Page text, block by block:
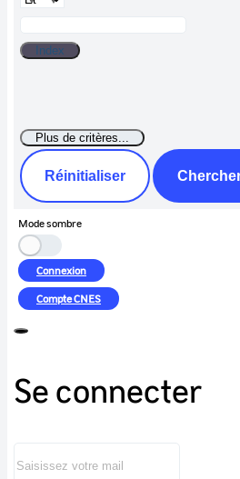
Réinitialiser
Mode sombre
Connexion
CompteCNES
Se connecter